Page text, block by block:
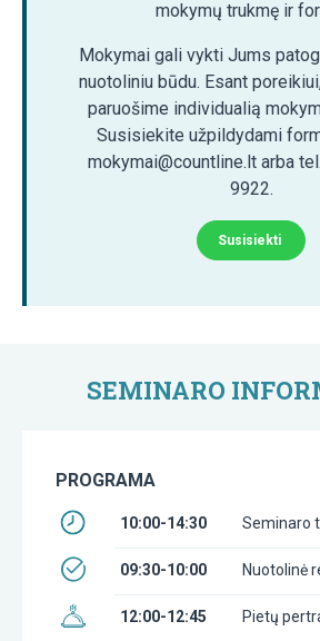
mokymų trukmę ir
Mokymai gali vykti Jums
nuotoliniu būdu. Esant
paruošime individualią
Susisiekite užpildydami
mokymai@countline.lt arba
9922.
Susisiekti
SEMINARO
PROGRAMA
10:00-14:30 Seminaro
09:30-10:00 Nuotolinė
12:00-12:45 Pietų